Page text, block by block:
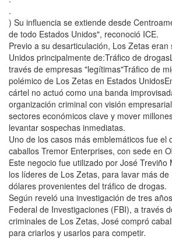
.
) Su influencia se extiende desde
de todo Estados Unidos", reconoció ICE.
Previo a su desarticulación, Los Zetas
Unidos principalmente de:Tráfico de
través de empresas "legítimas"Tráfico de
polémico de Los Zetas en Estados
cártel no actuó como una banda
organización criminal con visión
sectores económicos clave y mover
levantar sospechas inmediatas.
Uno de los casos más emblemáticos fue el
caballos Tremor Enterprises, con sede en
Este negocio fue utilizado por José Treviño
los líderes de Los Zetas, para lavar más
dólares provenientes del tráfico de drogas.
Según reveló una investigación de tres
Federal de Investigaciones (FBI), a través
criminales de Los Zetas, José compró
para criarlos y usarlos para competir.